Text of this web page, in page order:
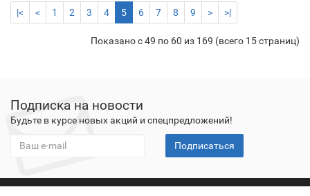
|< < 1 2 3 4 5 6 7 8 9 > >|
Показано с 49 по 60 из 169 (всего 15 страниц)
Подписка на новости
Будьте в курсе новых акций и спецпредложений!
Подписаться